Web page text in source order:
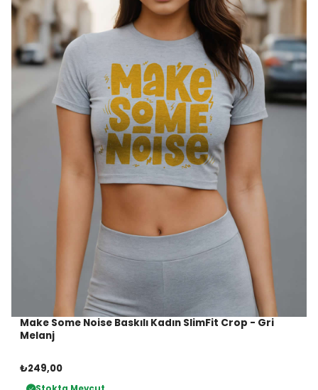
Make Some Noise Baskılı Kadın SlimFit Crop - Gri
Melanj
₺249,00